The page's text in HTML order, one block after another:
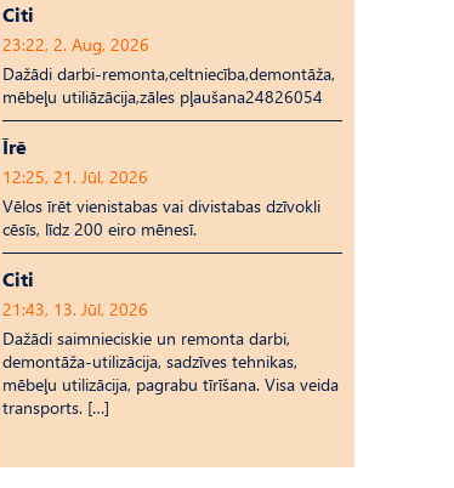
Citi
23:22, 2. Aug, 2026
Dažādi darbi-remonta,celtniecība,demontāža,
mēbeļu utiliāzācija,zāles pļaušana24826054
Īrē
12:25, 21. Jūl, 2026
Vēlos īrēt vienistabas vai divistabas dzīvokli
cēsīs, līdz 200 eiro mēnesī.
Citi
21:43, 13. Jūl, 2026
Dažādi saimnieciskie un remonta darbi,
demontāža-utilizācija, sadzīves tehnikas,
mēbeļu utilizācija, pagrabu tīrīšana. Visa veida
transports. […]